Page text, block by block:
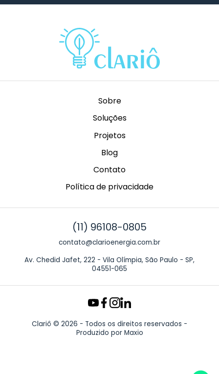
Sobre
Soluções
Projetos
Blog
Contato
Política de privacidade
(11) 96108-0805
contato@clarioenergia.com.br
Av. Chedid Jafet, 222 - Vila Olímpia, São Paulo - SP,
04551-065
Clariô © 2026 - Todos os direitos reservados -
Produzido por Maxio